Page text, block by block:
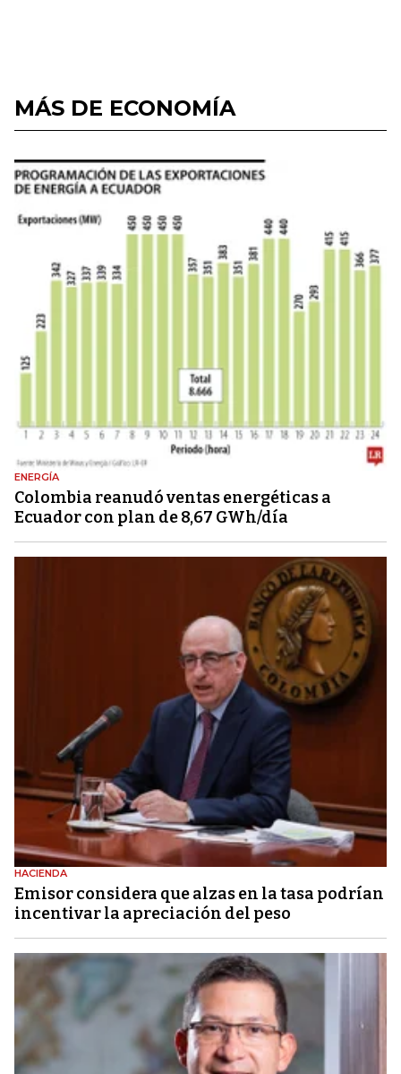
MÁS DE ECONOMÍA
ENERGÍA
Colombia reanudó ventas energéticas a
Ecuador con plan de 8,67 GWh/día
HACIENDA
Emisor considera que alzas en la tasa podrían
incentivar la apreciación del peso